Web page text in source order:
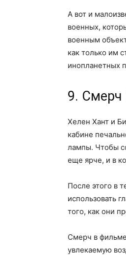
А вот и
военных,
военным
как только им
инопланетных
9. Смерч
Хелен Хант и
кабине
лампы. Чтобы
еще ярче, и в
После этого в
использовать
того, как они
Смерч в
увлекаемую